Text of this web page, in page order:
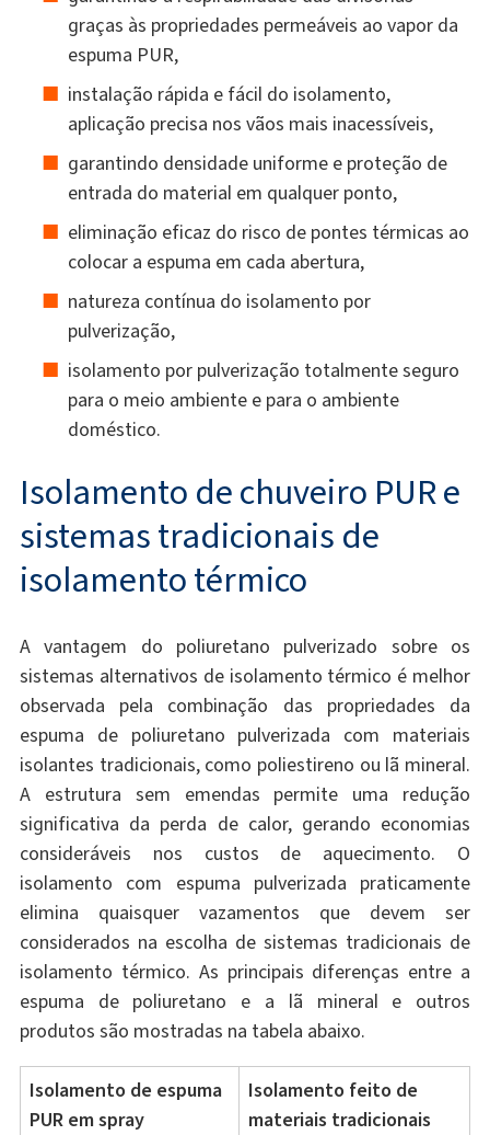
graças às propriedades permeáveis ​​ao vapor da
espuma PUR,
instalação rápida e fácil do isolamento,
aplicação precisa nos vãos mais inacessíveis,
garantindo densidade uniforme e proteção de
entrada do material em qualquer ponto,
eliminação eficaz do risco de pontes térmicas ao
colocar a espuma em cada abertura,
natureza contínua do isolamento por
pulverização,
isolamento por pulverização totalmente seguro
para o meio ambiente e para o ambiente
doméstico.
Isolamento de chuveiro PUR e
sistemas tradicionais de
isolamento térmico
A vantagem do poliuretano pulverizado sobre os
sistemas alternativos de isolamento térmico é melhor
observada pela combinação das propriedades da
espuma de poliuretano pulverizada com materiais
isolantes tradicionais, como poliestireno ou lã mineral.
A estrutura sem emendas permite uma redução
significativa da perda de calor, gerando economias
consideráveis ​​nos custos de aquecimento. O
isolamento com espuma pulverizada praticamente
elimina quaisquer vazamentos que devem ser
considerados na escolha de sistemas tradicionais de
isolamento térmico. As principais diferenças entre a
espuma de poliuretano e a lã mineral e outros
produtos são mostradas na tabela abaixo.
Isolamento de espuma
PUR em spray
Isolamento feito de
materiais tradicionais